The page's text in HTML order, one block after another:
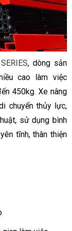
, dòng sản
cao làm việc
450kg. Xe nâng
chuyển thủy lực,
sử dụng bình
tĩnh, thân thiện